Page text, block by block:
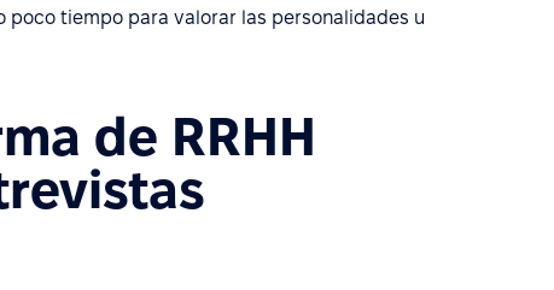
tiempo para valorar las personalidades u
de RRHH